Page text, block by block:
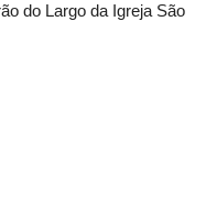
do Largo da Igreja São